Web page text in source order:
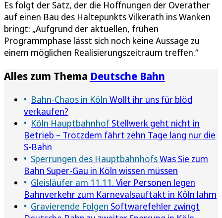
Es folgt der Satz, der die Hoffnungen der Overather
auf einen Bau des Haltepunkts Vilkerath ins Wanken
bringt: „Aufgrund der aktuellen, frühen
Programmphase lässt sich noch keine Aussage zu
einem möglichen Realisierungszeitraum treffen.“
Alles zum Thema Deutsche Bahn
Bahn-Chaos in Köln Wollt ihr uns für blöd
verkaufen?
Köln Hauptbahnhof Stellwerk geht nicht in
Betrieb – Trotzdem fährt zehn Tage lang nur die
S-Bahn
Sperrungen des HauptbahnhofsWas Sie zum
Bahn Super-Gau in Köln wissen müssen
Gleisläufer am 11.11. Vier Personen legen
Bahnverkehr zum Karnevalsauftakt in Köln lahm
Gravierende Folgen Softwarefehler zwingt